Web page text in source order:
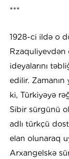
***
1928-ci ildə o
Rzaquliyevdən
ideyalarını
edilir. Zamanın
ki, Türkiyəyə
Sibir sürgünü
adlı türkçü
elan olunaraq
Arxangelskə